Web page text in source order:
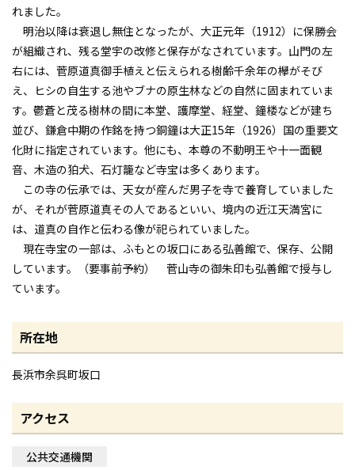
れました。
明治以降は衰退し無住となったが、大正元年（1912）に保勝会
が組織され、残る堂宇の改修と保存がなされています。山門の左
右には、菅原道真御手植えと伝えられる樹齢千余年の欅がそび
え、ヒシの自生する池やブナの原生林などの自然に固まれていま
す。鬱蒼と茂る樹林の間に本堂、護摩堂、経堂、鐘楼などが建ち
並び、鎌倉中期の作銘を持つ銅鐘は大正15年（1926）国の重要文
化財に指定されています。他にも、本尊の不動明王や十一面観
音、木造の狛犬、石灯籠など寺宝は多くあります。
この寺の伝承では、天女が産んだ男子を寺で養育していました
が、それが菅原道真その人であるといい、境内の近江天満宮に
は、道真の自作と伝わる像が祀られていました。
現在寺宝の一部は、ふもとの坂口にある弘善館で、保存、公開
しています。（要事前予約） 菅山寺の御朱印も弘善館で授与し
ています。
所在地
長浜市余呉町坂口
アクセス
公共交通機関